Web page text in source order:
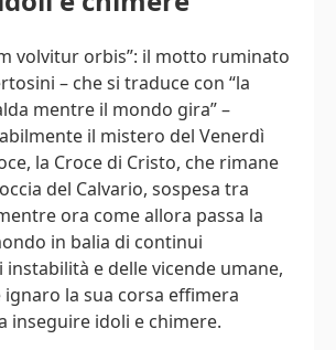
volvitur orbis”: il motto ruminato
– che si traduce con “la
mentre il mondo gira” –
il mistero del Venerdì
la Croce di Cristo, che rimane
del Calvario, sospesa tra
ora come allora passa la
in balia di continui
e delle vicende umane,
la sua corsa effimera
inseguire idoli e chimere.